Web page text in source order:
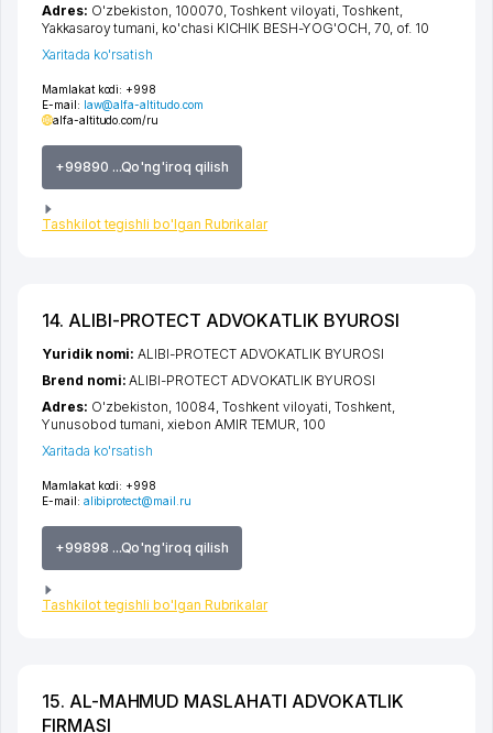
Mamlakat kodi: +998
E-mail: law@alfa-altitudo.com
alfa-altitudo.com/ru
+99890 ...Qo'ng'iroq qilish
Tashkilot tegishli bo'lgan Rubrikalar
Adres: O'zbekiston, 100070, Toshkent viloyati Toshkent
Yakkasaroy tumani ko'chasi KICHIK BESH-YOG'OCH , 70, of. 10
Xaritada ko'rsatish
14. ALIBI-PROTECT ADVOKATLIK BYUROSI
Mamlakat kodi: +998
E-mail: alibiprotect@mail.ru
+99898 ...Qo'ng'iroq qilish
Tashkilot tegishli bo'lgan Rubrikalar
Yuridik nomi:ALIBI-PROTECT ADVOKATLIK BYUROSI
Brend nomi:ALIBI-PROTECT ADVOKATLIK BYUROSI
Adres: O'zbekiston, 10084, Toshkent viloyati Toshkent
Yunusobod tumani ,xiеbon AMIR TEMUR , 100
Xaritada ko'rsatish
15. AL-MAHMUD MASLAHATI ADVOKATLIK
FIRMASI